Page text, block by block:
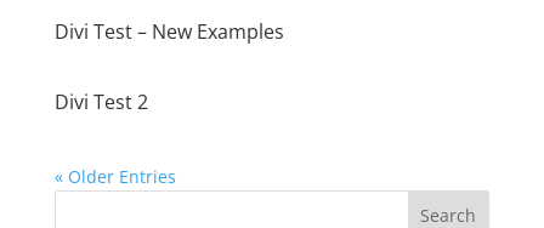
Divi Test – New Examples
Divi Test 2
« Older Entries
Search